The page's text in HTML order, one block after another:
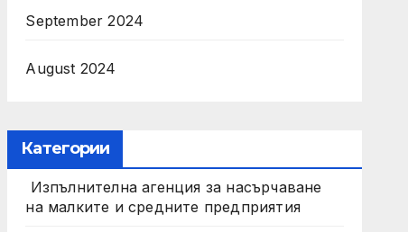
September 2024
August 2024
Категории
Изпълнителна агенция за насърчаване
на малките и средните предприятия